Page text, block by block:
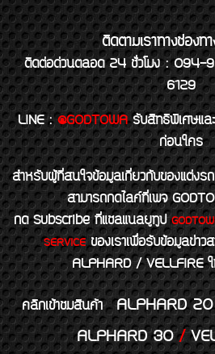
ติดตามเราทางช่องทา
ติดต่อด่วนตลอด 24 ชั่วโมง :
6129
LINE : @GODTOWA รับสิทธิพิเศษแล
ก่อนใคร
สำหรับผู้ที่สนใจข้อมูลเกี่ยวกับของแต่งร
สามารถกดไลค์ที่เพจ
กด Subscribe ที่แชลแนลยูทูป
SERVICEของเราเพื่อรับข้อมูลข่าว
ALPHARD / VELLFIRE
คลิกเข้าชมสินค้า ALPHARD 20
ALPHARD 30/